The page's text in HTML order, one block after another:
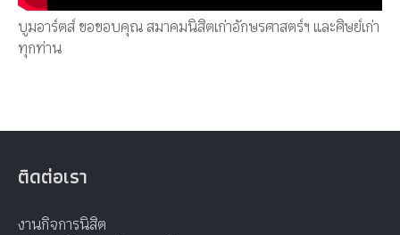
บูมอาร์ตส์ ขอขอบคุณ สมาคมนิสิตเก่าอักษรศาสตร์ฯ และศิษย์เก่า
ทุกท่าน
ติดต่อเรา
งานกิจการนิสิต